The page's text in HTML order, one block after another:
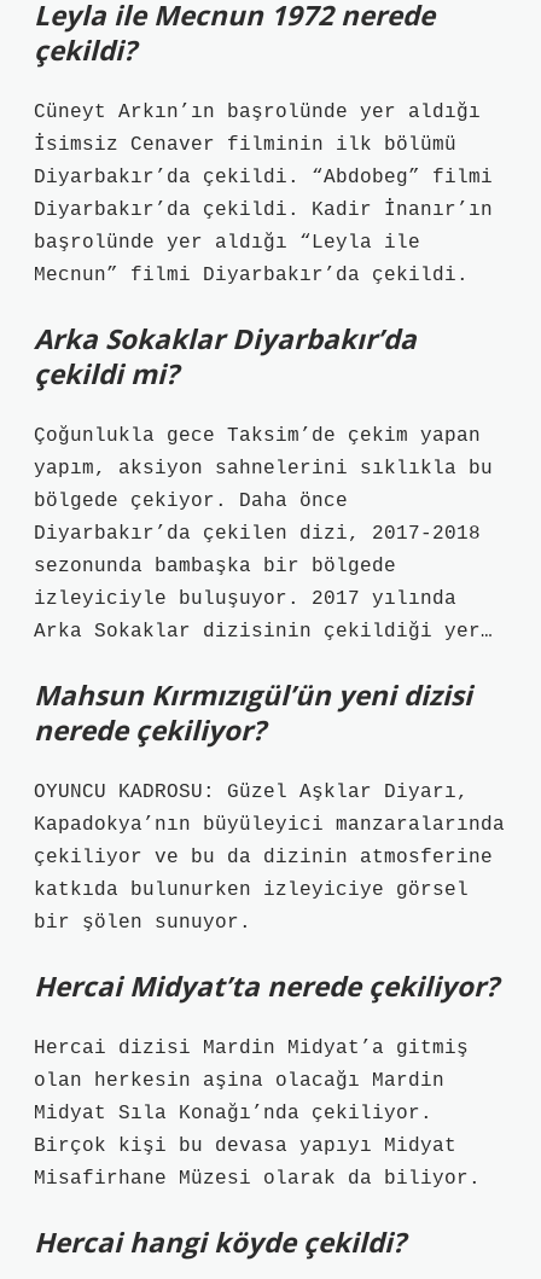
Leyla ile Mecnun 1972 nerede
çekildi?
Cüneyt Arkın’ın başrolünde yer aldığı
İsimsiz Cenaver filminin ilk bölümü
Diyarbakır’da çekildi. “Abdobeg” filmi
Diyarbakır’da çekildi. Kadir İnanır’ın
başrolünde yer aldığı “Leyla ile
Mecnun” filmi Diyarbakır’da çekildi.
Arka Sokaklar Diyarbakır’da
çekildi mi?
Çoğunlukla gece Taksim’de çekim yapan
yapım, aksiyon sahnelerini sıklıkla bu
bölgede çekiyor. Daha önce
Diyarbakır’da çekilen dizi, 2017-2018
sezonunda bambaşka bir bölgede
izleyiciyle buluşuyor. 2017 yılında
Arka Sokaklar dizisinin çekildiği yer…
Mahsun Kırmızıgül’ün yeni dizisi
nerede çekiliyor?
OYUNCU KADROSU: Güzel Aşklar Diyarı,
Kapadokya’nın büyüleyici manzaralarında
çekiliyor ve bu da dizinin atmosferine
katkıda bulunurken izleyiciye görsel
bir şölen sunuyor.
Hercai Midyat’ta nerede çekiliyor?
Hercai dizisi Mardin Midyat’a gitmiş
olan herkesin aşina olacağı Mardin
Midyat Sıla Konağı’nda çekiliyor.
Birçok kişi bu devasa yapıyı Midyat
Misafirhane Müzesi olarak da biliyor.
Hercai hangi köyde çekildi?